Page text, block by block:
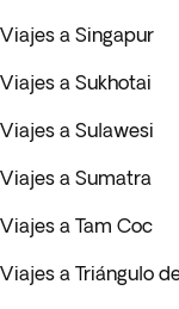
Viajes a Singapur
Viajes a Sukhotai
Viajes a Sulawesi
Viajes a Sumatra
Viajes a Tam Coc
Viajes a Triángulo